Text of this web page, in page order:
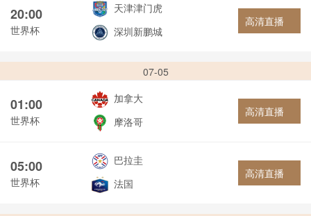
20:00
世界杯
天津津门虎
深圳新鹏城
高清直播
07-05
01:00
世界杯
加拿大
摩洛哥
高清直播
05:00
世界杯
巴拉圭
法国
高清直播